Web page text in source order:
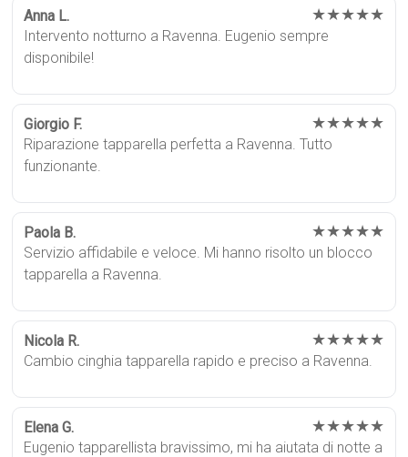
Anna L. ★★★★★
Intervento notturno a Ravenna. Eugenio sempre
disponibile!
Giorgio F. ★★★★★
Riparazione tapparella perfetta a Ravenna. Tutto
funzionante.
Paola B. ★★★★★
Servizio affidabile e veloce. Mi hanno risolto un blocco
tapparella a Ravenna.
Nicola R. ★★★★★
Cambio cinghia tapparella rapido e preciso a Ravenna.
Elena G. ★★★★★
Eugenio tapparellista bravissimo, mi ha aiutata di notte a